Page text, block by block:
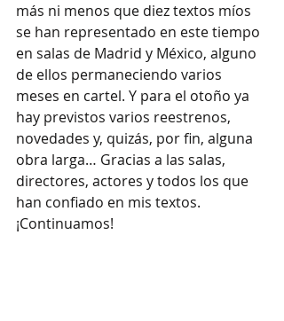
más ni menos que diez textos míos
se han representado en este tiempo
en salas de Madrid y México, alguno
de ellos permaneciendo varios
meses en cartel. Y para el otoño ya
hay previstos varios reestrenos,
novedades y, quizás, por fin, alguna
obra larga… Gracias a las salas,
directores, actores y todos los que
han confiado en mis textos.
¡Continuamos!